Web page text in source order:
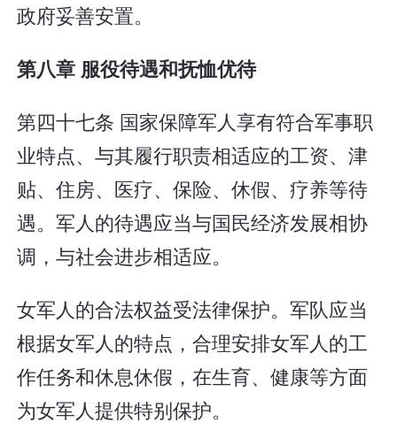
政府妥善安置。
第八章 服役待遇和抚恤优待
第四十七条 国家保障军人享有符合军事职
业特点、与其履行职责相适应的工资、津
贴、住房、医疗、保险、休假、疗养等待
遇。军人的待遇应当与国民经济发展相协
调，与社会进步相适应。
女军人的合法权益受法律保护。军队应当
根据女军人的特点，合理安排女军人的工
作任务和休息休假，在生育、健康等方面
为女军人提供特别保护。